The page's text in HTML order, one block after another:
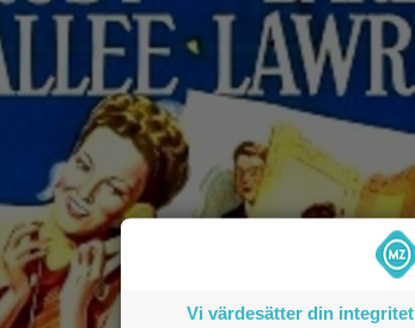
Vi värdesätter din integritet